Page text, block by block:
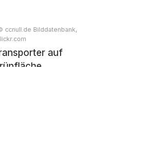
ccnull.de Bilddatenbank,
auf